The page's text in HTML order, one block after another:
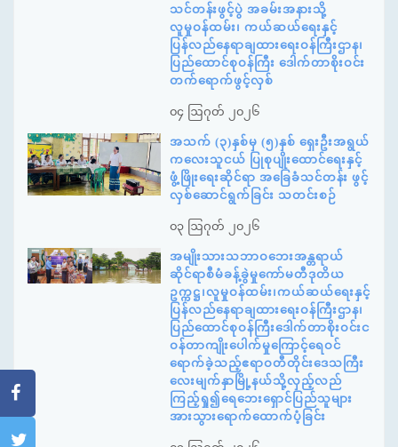
သင်တန်းဖွင့်ပွဲ အခမ်းအနားသို့
လူမှုဝန်ထမ်း၊ ကယ်ဆယ်ရေးနှင့်
ပြန်လည်နေရာချထားရေးဝန်ကြီးဌာန၊
ပြည်ထောင်စုဝန်ကြီး ဒေါက်တာစိုးဝင်း
တက်ရောက်ဖွင့်လှစ်
၀၄ ဩဂုတ် ၂၀၂၆
အသက် (၃)နှစ်မှ (၅)နှစ် ရှေးဦးအရွယ်
ကလေးသူငယ် ပြုစုပျိုးထောင်ရေးနှင့်
ဖွံ့ဖြိုးရေးဆိုင်ရာ အခြေခံသင်တန်း ဖွင့်
လှစ်ဆောင်ရွက်ခြင်း သတင်းစဉ်
၀၃ ဩဂုတ် ၂၀၂၆
အမျိုးသားသဘာဝဘေးအန္တရာယ်
ဆိုင်ရာစီမံခန့်ခွဲမှုကော်မတီဒုတိယ
ဥက္ကဋ္ဌ၊လူမှုဝန်ထမ်း၊ကယ်ဆယ်ရေးနှင့်
ပြန်လည်နေရာချထားရေးဝန်ကြီးဌာန၊
ပြည်ထောင်စုဝန်ကြီးဒေါက်တာစိုးဝင်းင
ဝန်တာကျိုးပေါက်မှုကြောင့်ရေဝင်
ရောက်ခဲ့သည့်ဧရာဝတီတိုင်းဒေသကြီး
လေးမျက်နှာမြို့နယ်သို့လှည့်လည်
ကြည့်ရှု၍ရေဘေးရှောင်ပြည်သူများ
အားသွားရောက်ထောက်ပံ့ခြင်း